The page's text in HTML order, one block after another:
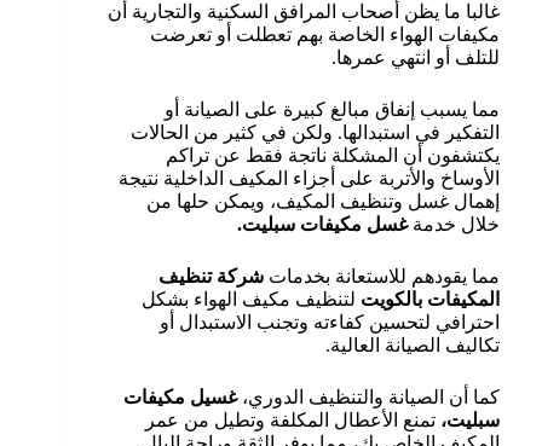
غالبا ما يظن أصحاب المرافق السكنية والتجارية أن
مكيفات الهواء الخاصة بهم تعطلت أو تعرضت
للتلف أو انتهي عمرها.
مما يسبب إنفاق مبالغ كبيرة على الصيانة أو
التفكير في استبدالها. ولكن في كثير من الحالات
يكتشفون أن المشكلة ناتجة فقط عن تراكم
الأوساخ والأتربة على أجزاء المكيف الداخلية نتيجة
إهمال غسل وتنظيف المكيف، ويمكن حلها من
خلال خدمةغسل مكيفات سبليت.
مما يقودهم للاستعانة بخدمات شركة تنظيف
المكيفات بالكويت لتنظيف مكيف الهواء بشكل
احترافي لتحسين كفاءته وتجنب الاستبدال أو
تكاليف الصيانة العالية.
كما أن الصيانة والتنظيف الدوري،غسيل مكيفات
سبليت، تمنع الأعطال المكلفة وتطيل من عمر